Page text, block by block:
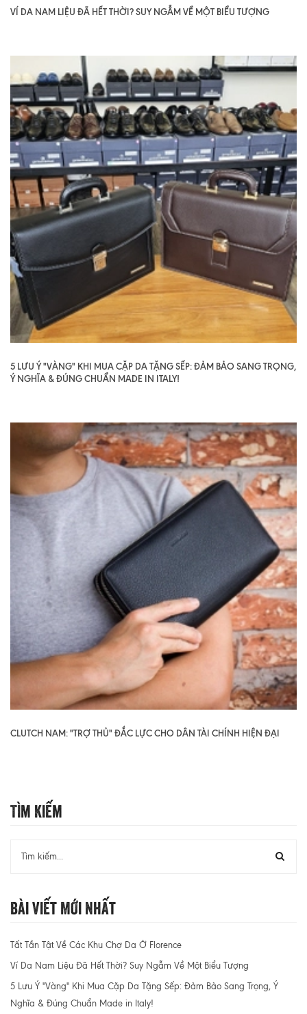
VÍ DA NAM LIỆU ĐÃ HẾT THỜI? SUY NGẪM VỀ MỘT BIỂU TƯỢNG
5 LƯU Ý "VÀNG" KHI MUA CẶP DA TẶNG SẾP: ĐẢM BẢO SANG TRỌNG,
Ý NGHĨA & ĐÚNG CHUẨN MADE IN ITALY!
CLUTCH NAM: "TRỢ THỦ" ĐẮC LỰC CHO DÂN TÀI CHÍNH HIỆN ĐẠI
Tìm Kiếm
Bài Viết Mới Nhất
Tất Tần Tật Về Các Khu Chợ Da Ở Florence
Ví Da Nam Liệu Đã Hết Thời? Suy Ngẫm Về Một Biểu Tượng
5 Lưu Ý "Vàng" Khi Mua Cặp Da Tặng Sếp: Đảm Bảo Sang Trọng, Ý
Nghĩa & Đúng Chuẩn Made in Italy!